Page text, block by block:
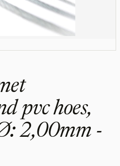
pvc hoes,
2,00mm -